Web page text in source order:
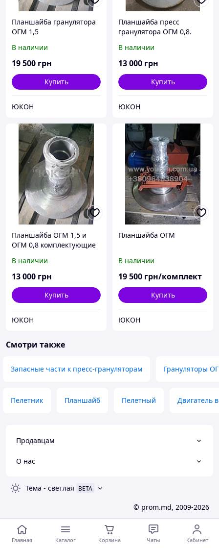
Планшайба гранулятора
ОГМ 1,5
В наличии
19 500 грн
Купить
ЮКОН
Планшайба пресс
гранулятора ОГМ 0,8.
планшайбе
В наличии
13 000 грн
Купить
ЮКОН
Планшайба ОГМ 1,5 и
ОГМ 0,8 комплектующие
В наличии
13 000 грн
Купить
ЮКОН
Планшайба ОГМ
В наличии
19 500 грн/комплект
Купить
ЮКОН
Смотри также
Запасные части к пресс-грануляторам Грануляторы
Пелетник Планшайб Пелетный Двигатель
Продавцам
О нас
Тема - светлая BETA
© prom.md, 2009-2026
Главная Каталог Корзина Чаты Кабинет